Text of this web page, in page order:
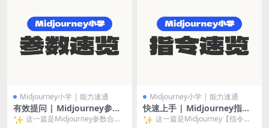
Midjourney小学 | 能力速通
有效提问 | Midjourney参数
合集一览表
这一篇是Midjourney参数合集
Midjourney小学 | 能力速通
快速上手 | Midjourney指令
及设置详解
这一篇是Midjourney【指令】